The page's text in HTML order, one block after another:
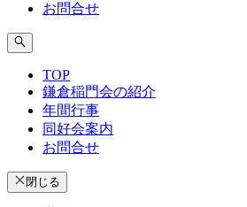
お問合せ
TOP
鎌倉稲門会の紹介
年間行事
同好会案内
お問合せ
閉じる